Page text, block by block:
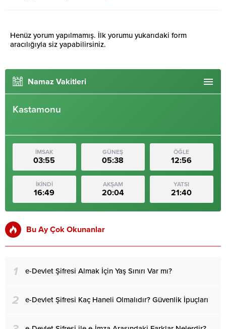
Henüz yorum yapılmamış. İlk yorumu yukarıdaki form
aracılığıyla siz yapabilirsiniz.
Namaz Vakitleri
Kastamonu
İMSAK
03:55
GÜNEŞ
05:38
ÖĞLE
12:56
İKİNDİ
16:49
AKŞAM
20:04
YATSI
21:40
Bu Ay Çok Okunanlar
1 e-Devlet Şifresi Almak İçin Yaş Sınırı Var mı?
2 e-Devlet Şifresi Kaç Haneli Olmalıdır? Güvenlik İpuçları